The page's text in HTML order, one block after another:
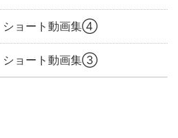
ショート動画集④
ショート動画集③